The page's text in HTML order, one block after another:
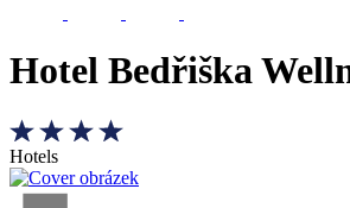
Hotel Bedřiška
Hotels